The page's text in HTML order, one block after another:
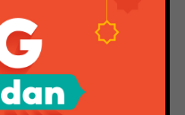
dan malam yang
day creamnya putih
violet. Meski tekstur
kering dan
siang dan malam